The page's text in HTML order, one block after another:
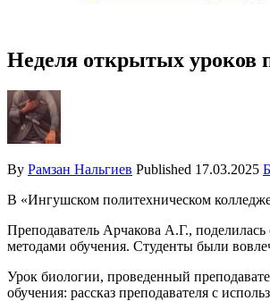
Неделя открытых уроков
By Рамзан Нальгиев Published 17.03.2025
В «Ингушском политехническом
Преподаватель Арчакова А.Г.,
методами обучения. Студенты были
Урок биологии, проведенный
обучения: рассказ преподавателя с